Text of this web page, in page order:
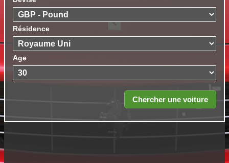
Résidence
Age